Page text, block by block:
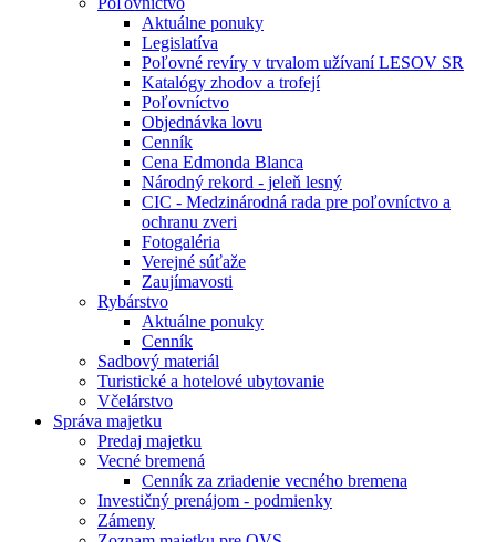
Aktuálne ponuky
Legislatíva
Poľovné revíry v trvalom užívaní LESOV SR
Katalógy zhodov a trofejí
Poľovníctvo
Objednávka lovu
Cenník
Cena Edmonda Blanca
Národný rekord - jeleň lesný
CIC - Medzinárodná rada pre poľovníctvo a
ochranu zveri
Fotogaléria
Verejné súťaže
Zaujímavosti
Rybárstvo
Aktuálne ponuky
Cenník
Sadbový materiál
Turistické a hotelové ubytovanie
Včelárstvo
Správa majetku
Predaj majetku
Vecné bremená
Cenník za zriadenie vecného bremena
Investičný prenájom - podmienky
Zámeny